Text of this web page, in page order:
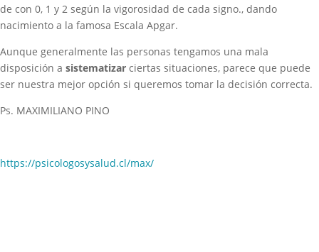
de con 0, 1 y 2 según la vigorosidad de cada signo., dando
nacimiento a la famosa Escala Apgar.
Aunque generalmente las personas tengamos una mala
disposición a sistematizar ciertas situaciones, parece que puede
ser nuestra mejor opción si queremos tomar la decisión correcta.
Ps. MAXIMILIANO PINO
https://psicologosysalud.cl/max/